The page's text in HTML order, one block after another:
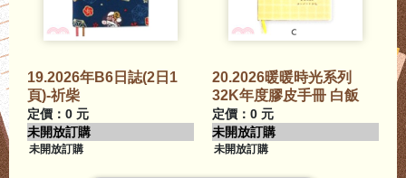
19.2026年B6日誌(2日1
頁)-祈柴
定價：0 元
未開放訂購
未開放訂購
20.2026暖暖時光系列
32K年度膠皮手冊 白飯
定價：0 元
未開放訂購
未開放訂購